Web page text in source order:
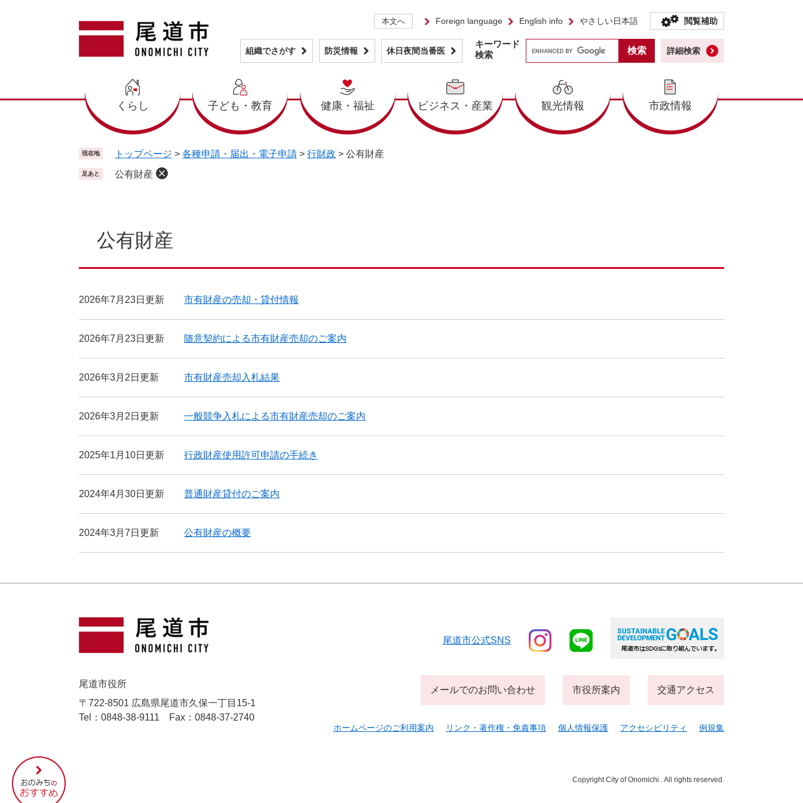
本文へ Foreign language English info やさしい日本語 閲覧補助
組織でさがす 防災情報 休日夜間当番医
くらし 子ども・教育 健康・福祉 ビジネス・産業 観光情報 市政情報
キーワード
検索
詳細検索
現在地 トップページ > 各種申請・届出・電子申請 > 行財政 > 公有財産
足あと 公有財産
公有財産
2026年7月23日更新 市有財産の売却・貸付情報
2026年7月23日更新 随意契約による市有財産売却のご案内
2026年3月2日更新 市有財産売却入札結果
2026年3月2日更新 一般競争入札による市有財産売却のご案内
2025年1月10日更新 行政財産使用許可申請の手続き
2024年4月30日更新 普通財産貸付のご案内
2024年3月7日更新 公有財産の概要
尾
道
市
尾道市役所
〒722-8501 広島県尾道市久保一丁目15-1
Tel：0848-38-9111
Fax：0848-37-2740
尾道市公式SNS
メールでのお問い合わせ 市役所案内 交通アクセス
ホームページのご利用案内 リンク・著作権・免責事項 個人情報保護 アクセシビリティ 例規集
Copyright City of Onomichi . All rights reserved.